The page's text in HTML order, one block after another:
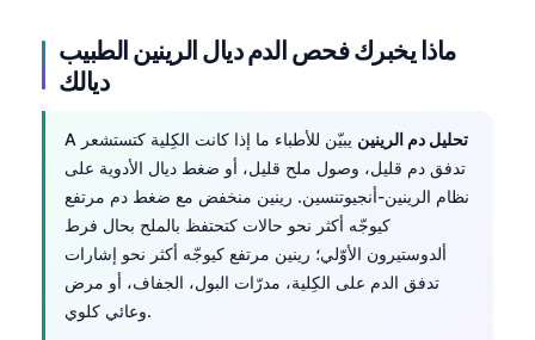
ماذا يخبرك فحص الدم ديال الرينين الطبيب
ديالك
A تحليل دم الرينين يبيّن للأطباء ما إذا كانت الكِلية كتستشعر
تدفق دم قليل، وصول ملح قليل، أو ضغط ديال الأدوية على
نظام الرينين-أنجيوتنسين. رينين منخفض مع ضغط دم مرتفع
كيوجّه أكثر نحو حالات كتحتفظ بالملح بحال فرط
ألدوستيرون الأوّلي؛ رينين مرتفع كيوجّه أكثر نحو إشارات
تدفق الدم على الكِلية، مدرّات البول، الجفاف، أو مرض
وعائي كلوي.